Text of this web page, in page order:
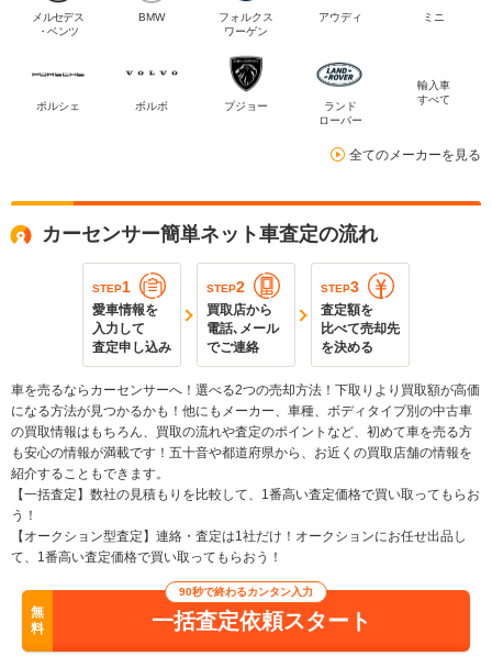
メルセデス
・ベンツ
BMW
フォルクス
ワーゲン
アウディ ミニ
ポルシェ ボルボ プジョー
ランド
ローバー
輸入車
すべて
全てのメーカーを見る
カーセンサー簡単ネット車査定の流れ
STEP1
愛車情報を
入力して
査定申し込み
STEP2
買取店から
電話､メール
でご連絡
STEP3
査定額を
比べて売却先
を決める
車を売るならカーセンサーへ！選べる2つの売却方法！下取りより買取額が高価
になる方法が見つかるかも！他にもメーカー、車種、ボディタイプ別の中古車
の買取情報はもちろん、買取の流れや査定のポイントなど、初めて車を売る方
も安心の情報が満載です！五十音や都道府県から、お近くの買取店舗の情報を
紹介することもできます。
【一括査定】数社の見積もりを比較して、1番高い査定価格で買い取ってもらお
う！
【オークション型査定】連絡・査定は1社だけ！オークションにお任せ出品し
て、1番高い査定価格で買い取ってもらおう！
無
料
90秒で終わるカンタン入力
一括査定依頼スタート